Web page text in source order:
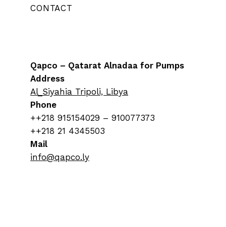
CONTACT
Qapco – Qatarat Alnadaa for Pumps
Address
Al_Siyahia Tripoli, Libya
Phone
++218 915154029 – 910077373
++218 21 4345503
Mail
info@qapco.ly